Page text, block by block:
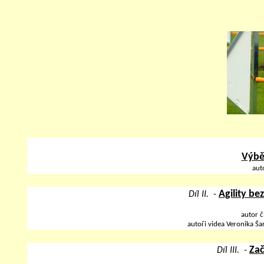
Díl II. - Agility
autor
autoři videa Veronika
Díl III. -